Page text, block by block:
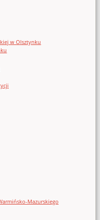
w Olsztynku
Mazurskiego